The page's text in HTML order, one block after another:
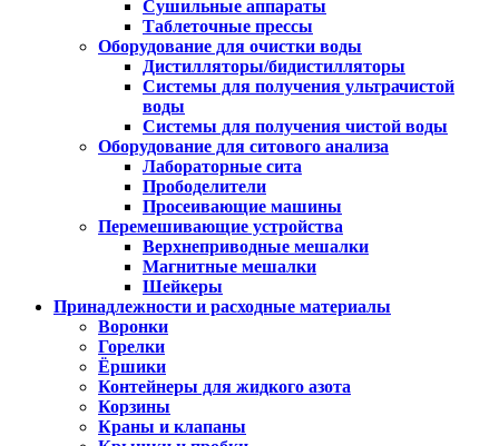
Сушильные аппараты
Таблеточные прессы
Оборудование для очистки воды
Дистилляторы/бидистилляторы
Системы для получения ультрачистой
воды
Системы для получения чистой воды
Оборудование для ситового анализа
Лабораторные сита
Прободелители
Просеивающие машины
Перемешивающие устройства
Верхнеприводные мешалки
Магнитные мешалки
Шейкеры
Принадлежности и расходные материалы
Воронки
Горелки
Ёршики
Контейнеры для жидкого азота
Корзины
Краны и клапаны